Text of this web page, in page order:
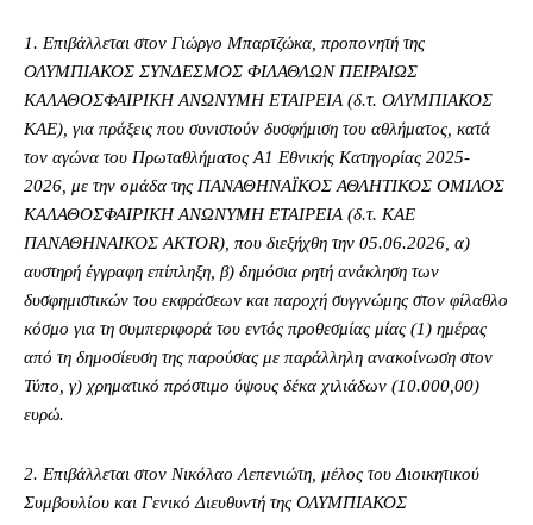
1. Επιβάλλεται στον Γιώργο Μπαρτζώκα, προπονητή της
ΟΛΥΜΠΙΑΚΟΣ ΣΥΝΔΕΣΜΟΣ ΦΙΛΑΘΛΩΝ ΠΕΙΡΑΙΩΣ
ΚΑΛΑΘΟΣΦΑΙΡΙΚΗ ΑΝΩΝΥΜΗ ΕΤΑΙΡΕΙΑ (δ.τ. ΟΛΥΜΠΙΑΚΟΣ
ΚΑΕ), για πράξεις που συνιστούν δυσφήμιση του αθλήματος, κατά
τον αγώνα του Πρωταθλήματος Α1 Εθνικής Κατηγορίας 2025-
2026, με την ομάδα της ΠΑΝΑΘΗΝΑΪΚΟΣ ΑΘΛΗΤΙΚΟΣ ΟΜΙΛΟΣ
ΚΑΛΑΘΟΣΦΑΙΡΙΚΗ ΑΝΩΝΥΜΗ ΕΤΑΙΡΕΙΑ (δ.τ. ΚΑΕ
ΠΑΝΑΘΗΝΑΙΚΟΣ AKTOR), που διεξήχθη την 05.06.2026, α)
αυστηρή έγγραφη επίπληξη, β) δημόσια ρητή ανάκληση των
δυσφημιστικών του εκφράσεων και παροχή συγγνώμης στον φίλαθλο
κόσμο για τη συμπεριφορά του εντός προθεσμίας μίας (1) ημέρας
από τη δημοσίευση της παρούσας με παράλληλη ανακοίνωση στον
Τύπο, γ) χρηματικό πρόστιμο ύψους δέκα χιλιάδων (10.000,00)
ευρώ.
2. Επιβάλλεται στον Νικόλαο Λεπενιώτη, μέλος του Διοικητικού
Συμβουλίου και Γενικό Διευθυντή της ΟΛΥΜΠΙΑΚΟΣ